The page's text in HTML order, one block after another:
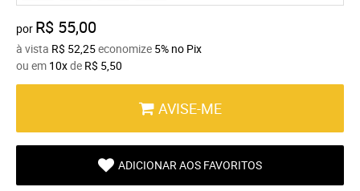
por R$ 55,00
à vista R$ 52,25economize 5% no Pix
ou em 10xde R$ 5,50
AVISE-ME
ADICIONAR AOS FAVORITOS